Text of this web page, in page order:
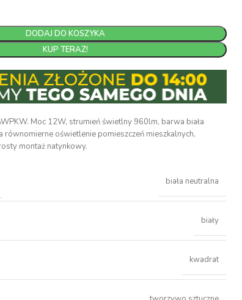
DODAJ DO KOSZYKA
KUP TERAZ!
Moc 12W, strumień świetlny 960lm, barwa biała
równomierne oświetlenie pomieszczeń mieszkalnych,
montaż natynkowy.
biała neutralna
biały
kwadrat